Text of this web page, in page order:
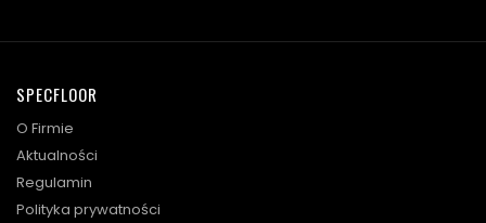
SPECFLOOR
O Firmie
Aktualności
Regulamin
Polityka prywatności